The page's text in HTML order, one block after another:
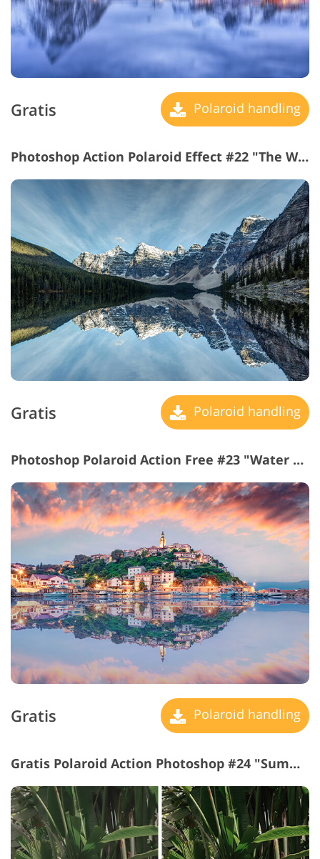
Gratis Polaroid handling
Photoshop Action Polaroid Effect #22 "The Waves"
Gratis Polaroid handling
Photoshop Polaroid Action Free #23 "Water Surface"
Gratis Polaroid handling
Gratis Polaroid Action Photoshop #24 "Summer Vibe"